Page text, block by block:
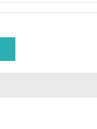
減の取り組みを行ってい
減目標や計画を立ててい